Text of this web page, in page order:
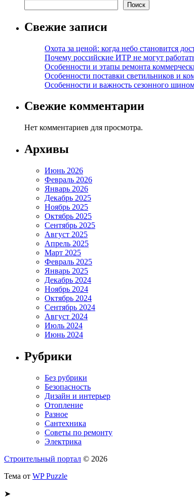
Поиск
Свежие записи
Охота за ценой: когда небо становится
Почему российские ИТР не могут
Особенности и этапы ремонта
Особенности поставки светильников и
Особенности и важность сезонного
Свежие комментарии
Нет комментариев для просмотра.
Архивы
Июнь 2026
Февраль 2026
Январь 2026
Декабрь 2025
Ноябрь 2025
Октябрь 2025
Сентябрь 2025
Август 2025
Апрель 2025
Март 2025
Февраль 2025
Январь 2025
Декабрь 2024
Ноябрь 2024
Октябрь 2024
Сентябрь 2024
Август 2024
Июль 2024
Июнь 2024
Рубрики
Без рубрики
Безопасность
Дизайн и интерьер
Отопление
Разное
Сантехника
Советы по ремонту
Электрика
Строительный портал © 2026
Тема от WP Puzzle
➤